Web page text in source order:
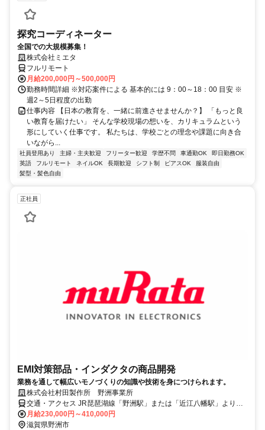
探究コーディネーター
全国での大規模募集！
株式会社ミエタ
フルリモート
月給200,000円～500,000円
勤務時間詳細 ※対応案件による 基本的には 9：00～18：00 目安 ※
週2～5日程度の出勤
仕事内容 【日本の教育を、一緒に前進させませんか？】 「もっと良
い教育を届けたい」 そんな学校現場の想いを、カリキュラムという
形にしていく仕事です。 私たちは、学校ごとの理念や課題に向き合
いながら...
社員登用あり 主婦・主夫歓迎 フリーター歓迎 学歴不問 車通勤OK
即日勤務OK
英語
フルリモート ネイルOK 長期歓迎 シフト制 ピアスOK
服装自由
髪型・髪色自由
正社員
EMI対策部品・インダクタの商品開発
業務を通して幅広いモノづくりの知識や技術を身につけられます。
株式会社村田製作所 野洲事業所
交通・アクセス JR琵琶湖線「野洲駅」または「近江八幡駅」より近
江鉄道バス20分、事業所内バス停下車 ※バス停は南門側にのみあり
ます。正門側には徒歩で移動となります。
月給230,000円～410,000円
滋賀県野洲市